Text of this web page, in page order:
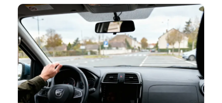
varient selon l’état et les options.